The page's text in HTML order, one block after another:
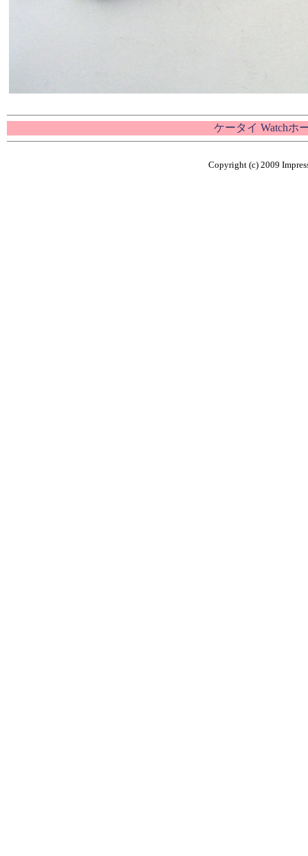
ケータイ Watchホ
Copyright (c) 2009